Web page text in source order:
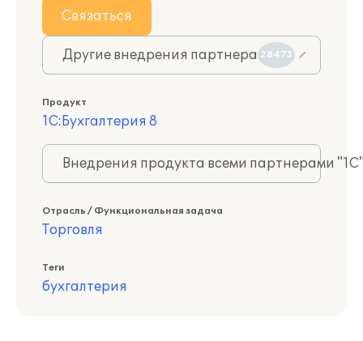
Связаться
Другие внедрения партнера 28473
Продукт
1С:Бухгалтерия 8
Внедрения продукта всеми партнерами
Отрасль / Функциональная задача
Торговля
Теги
бухгалтерия